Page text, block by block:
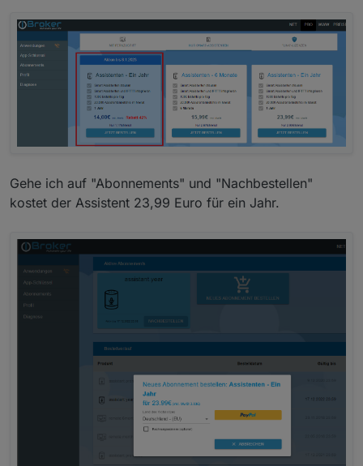
Gehe ich auf "Abonnements" und "Nachbestellen"
kostet der Assistent 23,99 Euro für ein Jahr.